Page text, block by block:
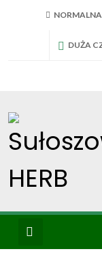
DUŻA
Wyszukiwanie